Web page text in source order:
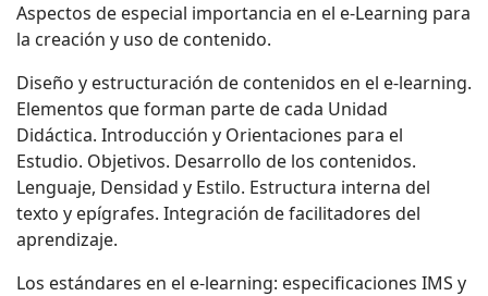
Aspectos de especial importancia en el e-Learning para
la creación y uso de contenido.
Diseño y estructuración de contenidos en el e-learning.
Elementos que forman parte de cada Unidad
Didáctica. Introducción y Orientaciones para el
Estudio. Objetivos. Desarrollo de los contenidos.
Lenguaje, Densidad y Estilo. Estructura interna del
texto y epígrafes. Integración de facilitadores del
aprendizaje.
Los estándares en el e-learning: especificaciones IMS y